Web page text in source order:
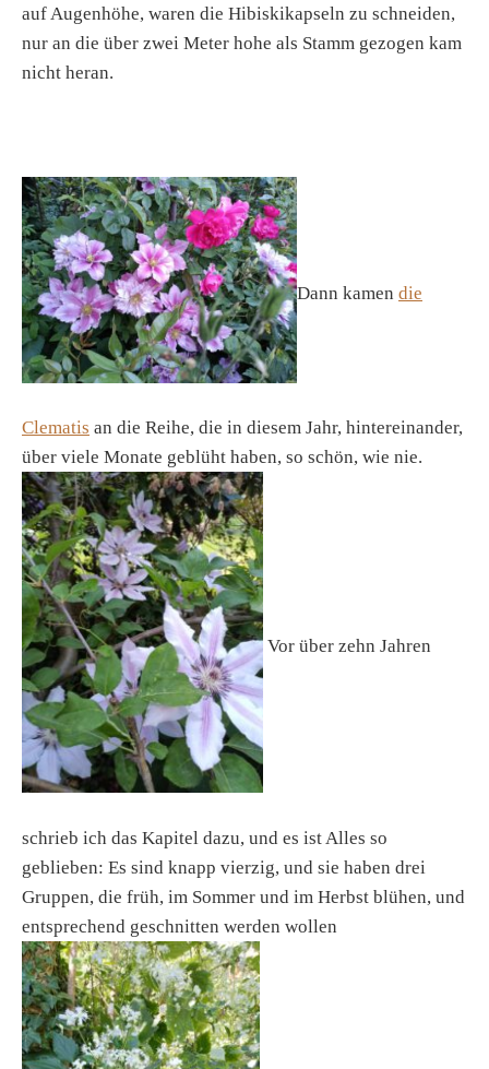
auf Augenhöhe, waren die Hibiskikapseln zu schneiden,
nur an die über zwei Meter hohe als Stamm gezogen kam
nicht heran.
Dann kamen die
Clematis an die Reihe, die in diesem Jahr, hintereinander,
über viele Monate geblüht haben, so schön, wie nie.
Vor über zehn Jahren
schrieb ich das Kapitel dazu, und es ist Alles so
geblieben: Es sind knapp vierzig, und sie haben drei
Gruppen, die früh, im Sommer und im Herbst blühen, und
entsprechend geschnitten werden wollen